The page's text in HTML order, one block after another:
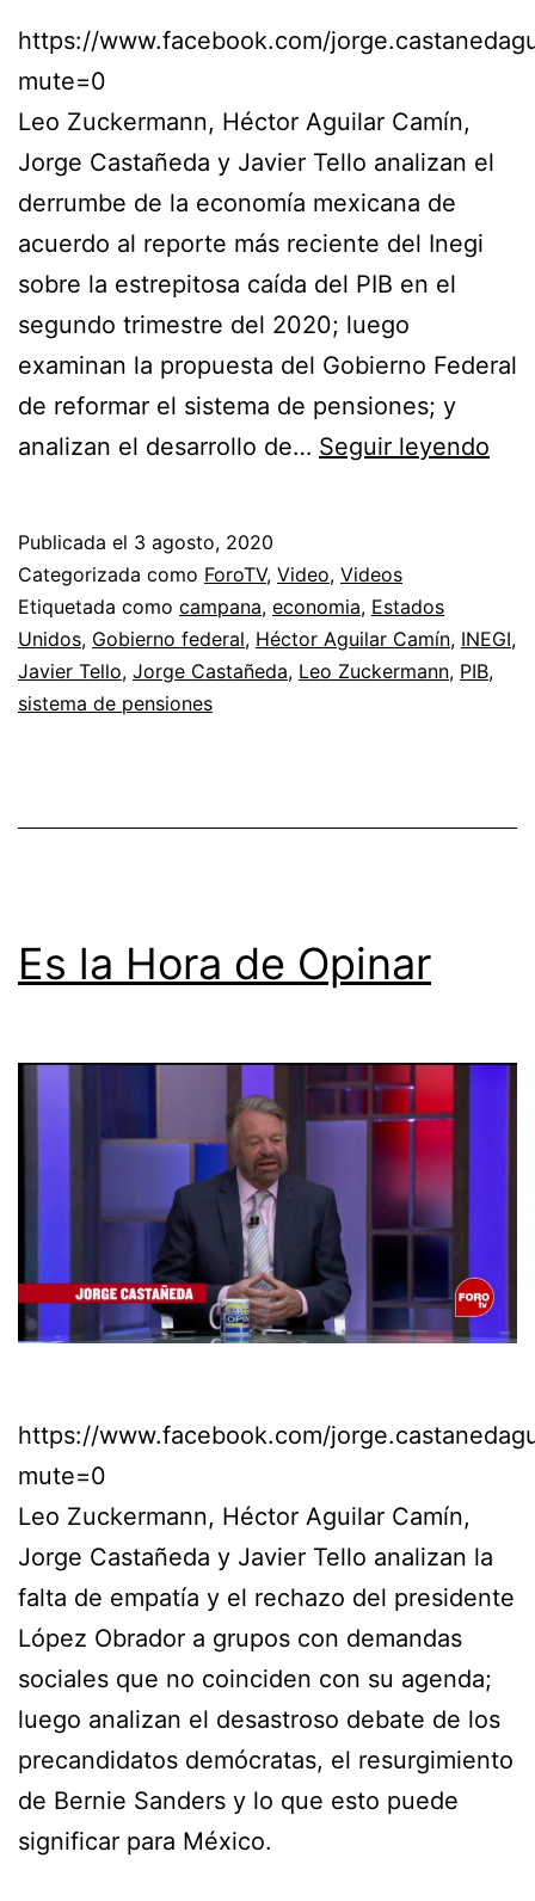
https://www.facebook.com/
mute=0
Leo Zuckermann, Héctor Aguilar Camín,
Jorge Castañeda y Javier Tello analizan el
derrumbe de la economía mexicana de
acuerdo al reporte más reciente del Inegi
sobre la estrepitosa caída del PIB en el
segundo trimestre del 2020; luego
examinan la propuesta del Gobierno Federal
de reformar el sistema de pensiones; y
analizan el desarrollo de… Seguir leyendo
Publicada el 3 agosto, 2020
Categorizada como ForoTV, Video, Videos
Etiquetada como campana, economia, Estados
Unidos, Gobierno federal, Héctor Aguilar Camín, INEGI,
Javier Tello, Jorge Castañeda, Leo Zuckermann, PIB,
sistema de pensiones
Es la Hora de Opinar
https://www.facebook.com/
mute=0
Leo Zuckermann, Héctor Aguilar Camín,
Jorge Castañeda y Javier Tello analizan la
falta de empatía y el rechazo del presidente
López Obrador a grupos con demandas
sociales que no coinciden con su agenda;
luego analizan el desastroso debate de los
precandidatos demócratas, el resurgimiento
de Bernie Sanders y lo que esto puede
significar para México.